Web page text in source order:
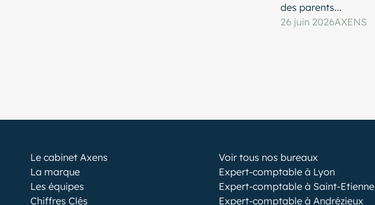
des parents...
26 juin 2026AXENS
Le cabinet Axens
La marque
Les équipes
Chiffres Clés
Voir tous nos bureaux
Expert-comptable à Lyon
Expert-comptable à Saint-Etienne
Expert-comptable à Andrézieux